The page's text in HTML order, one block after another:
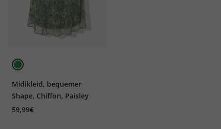
Midikleid, bequemer
Shape, Chiffon, Paisley
59,99€